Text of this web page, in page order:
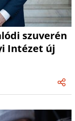
szuverén
Intézet új